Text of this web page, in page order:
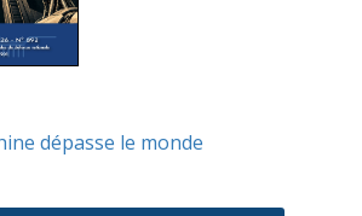
dépasse le monde